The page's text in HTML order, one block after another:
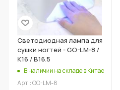
Светодиодная лампа для
сушки ногтей - GO-LM-8 /
К16 / В16.5
В наличии на складе в Китае
Арт.: GO-LM-8